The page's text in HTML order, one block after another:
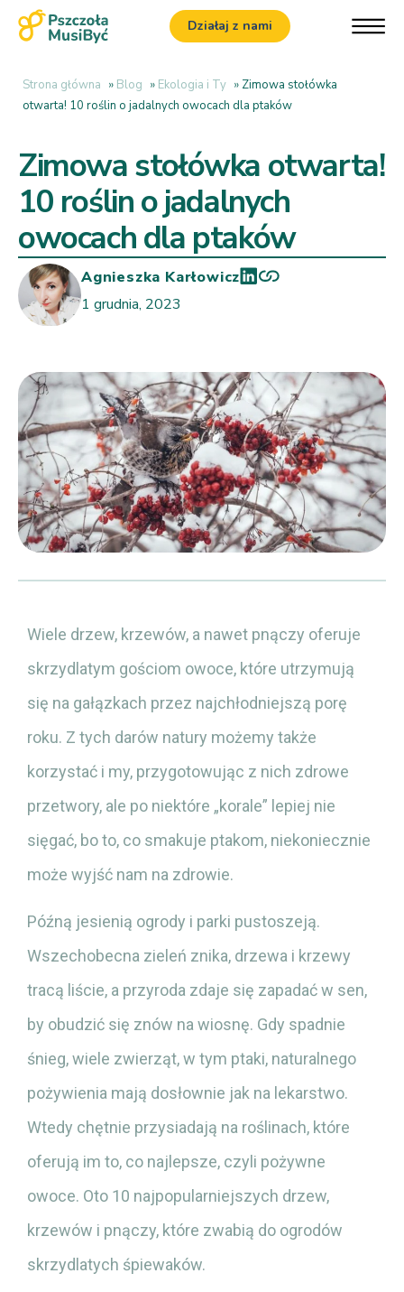
Działaj z nami
Strona główna » Blog » Ekologia i Ty » Zimowa stołówka
otwarta! 10 roślin o jadalnych owocach dla ptaków
Zimowa stołówka otwarta!
10 roślin o jadalnych
owocach dla ptaków
Agnieszka Karłowicz
1 grudnia, 2023
Wiele drzew, krzewów, a nawet pnączy oferuje
skrzydlatym gościom owoce, które utrzymują
się na gałązkach przez najchłodniejszą porę
roku. Z tych darów natury możemy także
korzystać i my, przygotowując z nich zdrowe
przetwory, ale po niektóre „korale” lepiej nie
sięgać, bo to, co smakuje ptakom, niekoniecznie
może wyjść nam na zdrowie.
Późną jesienią ogrody i parki pustoszeją.
Wszechobecna zieleń znika, drzewa i krzewy
tracą liście, a przyroda zdaje się zapadać w sen,
by obudzić się znów na wiosnę. Gdy spadnie
śnieg, wiele zwierząt, w tym ptaki, naturalnego
pożywienia mają dosłownie jak na lekarstwo.
Wtedy chętnie przysiadają na roślinach, które
oferują im to, co najlepsze, czyli pożywne
owoce. Oto 10 najpopularniejszych drzew,
krzewów i pnączy, które zwabią do ogrodów
skrzydlatych śpiewaków.